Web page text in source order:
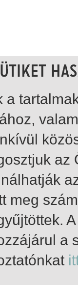
a
meg
a